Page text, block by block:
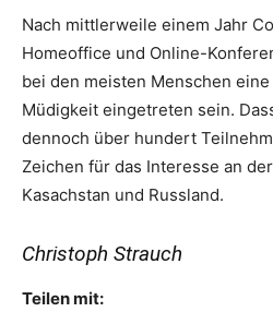
Nach mittlerweile einem Jahr
Homeoffice und Online-
bei den meisten Menschen
Müdigkeit eingetreten sein.
dennoch über hundert
Zeichen für das Interesse an
Kasachstan und Russland.
Christoph Strauch
Teilen mit: